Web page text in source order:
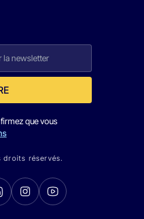
que vous
droits réservés.